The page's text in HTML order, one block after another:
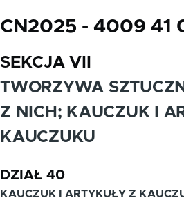
nawigacyjna
CN2025 - 4009 41
SEKCJA VII
TWORZYWA
Z NICH; KAUCZUK I
KAUCZUKU
DZIAŁ 40
KAUCZUK I ARTYKUŁY Z